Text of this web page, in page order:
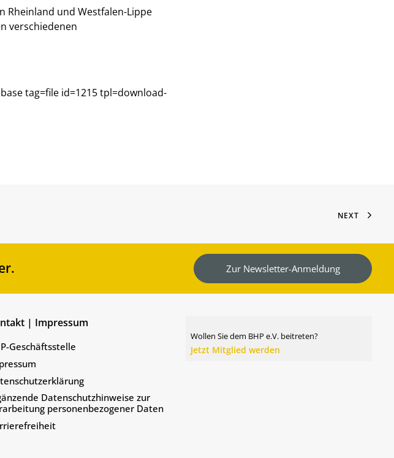
Rheinland und Westfalen-Lippe
verschiedenen
tag=file id=1215 tpl=download-
NEXT
Zur Newsletter-Anmeldung
| Impressum
Geschäftsstelle
Datenschutzhinweise zur
personenbezogener Daten
Wollen Sie dem BHP e.V. beitreten?
Jetzt Mitglied werden